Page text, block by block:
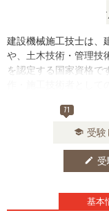
に思ったら、リア
建設機械施工技士は、
や、土木技術・管理技
を認定する国家資格で
作・施工技術者とし
71
school 受験
edit 受
基本